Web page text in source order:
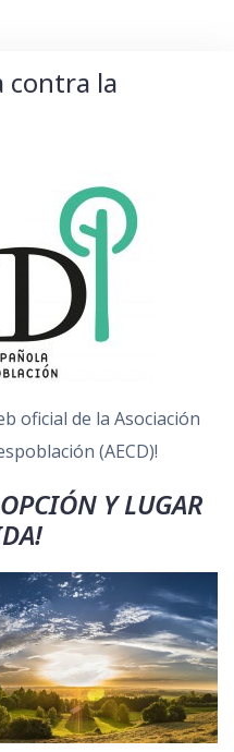
contra la
oficial de la Asociación
(AECD)!
Y LUGAR